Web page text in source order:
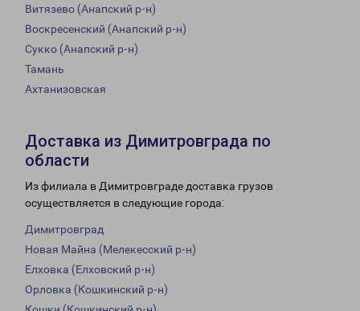
Витязево (Анапский р-н)
Воскресенский (Анапский р-н)
Сукко (Анапский р-н)
Тамань
Ахтанизовская
Доставка из Димитровграда по
области
Из филиала в Димитровграде доставка грузов
осуществляется в следующие города:
Димитровград
Новая Майна (Мелекесский р-н)
Елховка (Елховский р-н)
Орловка (Кошкинский р-н)